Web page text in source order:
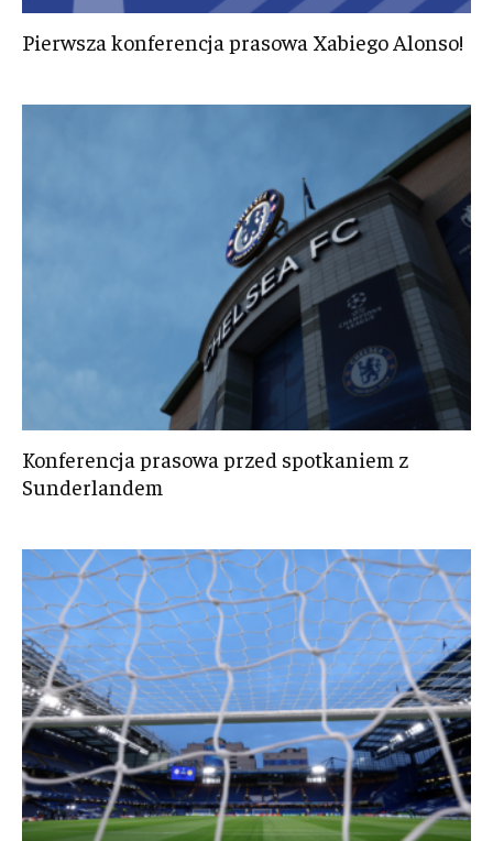
Pierwsza konferencja prasowa Xabiego Alonso!
Konferencja prasowa przed spotkaniem z
Sunderlandem